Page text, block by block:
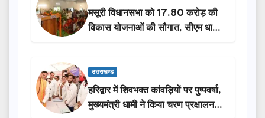
मसूरी विधानसभा को 17.80 करोड़ की
विकास योजनाओं की सौगात, सीएम धामी
ने किया लोकार्पण-शिलान्यास.
उत्तराखण्ड
हरिद्वार में शिवभक्त कांवड़ियों पर पुष्पवर्षा,
मुख्यमंत्री धामी ने किया चरण प्रक्षालन…